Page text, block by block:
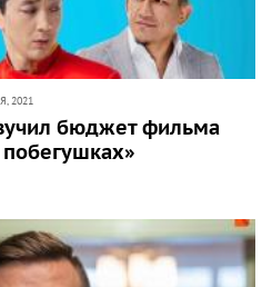
2021
бюджет фильма